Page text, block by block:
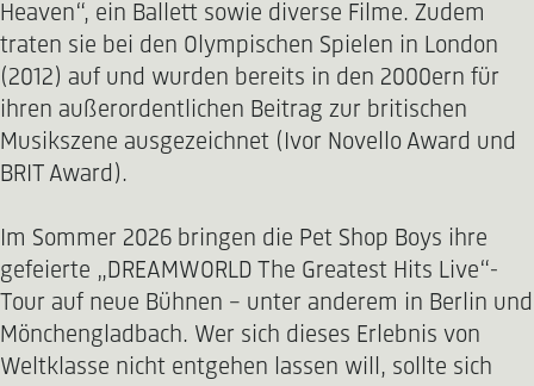
Heaven“, ein Ballett sowie diverse Filme. Zudem
traten sie bei den Olympischen Spielen in London
(2012) auf und wurden bereits in den 2000ern für
ihren außerordentlichen Beitrag zur britischen
Musikszene ausgezeichnet (Ivor Novello Award und
BRIT Award).
Im Sommer 2026 bringen die Pet Shop Boys ihre
gefeierte „DREAMWORLD The Greatest Hits Live“-
Tour auf neue Bühnen - unter anderem in Berlin und
Mönchengladbach. Wer sich dieses Erlebnis von
Weltklasse nicht entgehen lassen will, sollte sich